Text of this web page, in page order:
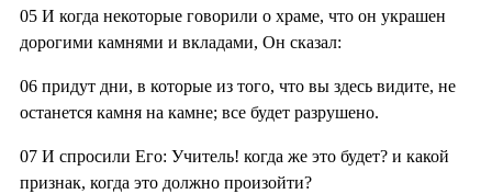
05 И когда некоторые говорили о храме, что он украшен
дорогими камнями и вкладами, Он сказал:
06 придут дни, в которые из того, что вы здесь видите, не
останется камня на камне; все будет разрушено.
07 И спросили Его: Учитель! когда же это будет? и какой
признак, когда это должно произойти?